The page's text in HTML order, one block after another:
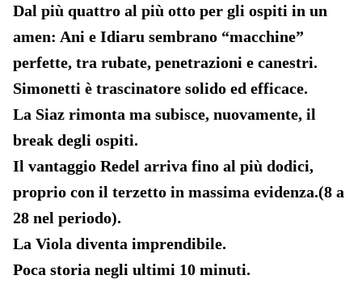
Dal più quattro al più otto per gli ospiti in un
amen: Ani e Idiaru sembrano “macchine”
perfette, tra rubate, penetrazioni e canestri.
Simonetti è trascinatore solido ed efficace.
La Siaz rimonta ma subisce, nuovamente, il
break degli ospiti.
Il vantaggio Redel arriva fino al più dodici,
proprio con il terzetto in massima evidenza.(8 a
28 nel periodo).
La Viola diventa imprendibile.
Poca storia negli ultimi 10 minuti.